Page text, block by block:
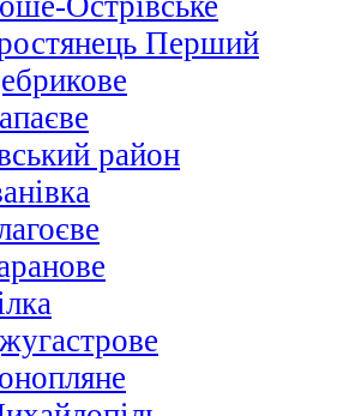
Перший
район